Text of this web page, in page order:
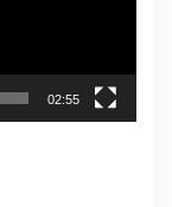
02:55